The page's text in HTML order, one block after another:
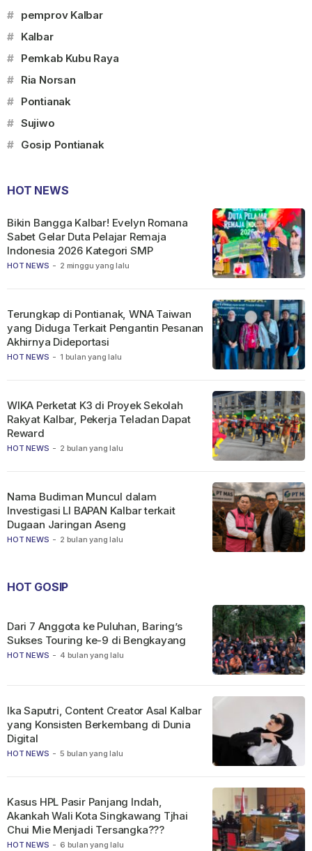
# pemprov Kalbar
# Kalbar
# Pemkab Kubu Raya
# Ria Norsan
# Pontianak
# Sujiwo
# Gosip Pontianak
HOT NEWS
HOT NEWS - 2 minggu yang lalu
Bikin Bangga Kalbar! Evelyn Romana
Sabet Gelar Duta Pelajar Remaja
Indonesia 2026 Kategori SMP
HOT NEWS - 1 bulan yang lalu
Terungkap di Pontianak, WNA Taiwan
yang Diduga Terkait Pengantin Pesanan
Akhirnya Dideportasi
HOT NEWS - 2 bulan yang lalu
WIKA Perketat K3 di Proyek Sekolah
Rakyat Kalbar, Pekerja Teladan Dapat
Reward
HOT NEWS - 2 bulan yang lalu
Nama Budiman Muncul dalam
Investigasi LI BAPAN Kalbar terkait
Dugaan Jaringan Aseng
HOT GOSIP
HOT NEWS - 4 bulan yang lalu
Dari 7 Anggota ke Puluhan, Baring’s
Sukses Touring ke-9 di Bengkayang
HOT NEWS - 5 bulan yang lalu
Ika Saputri, Content Creator Asal Kalbar
yang Konsisten Berkembang di Dunia
Digital
HOT NEWS - 6 bulan yang lalu
Kasus HPL Pasir Panjang Indah,
Akankah Wali Kota Singkawang Tjhai
Chui Mie Menjadi Tersangka???